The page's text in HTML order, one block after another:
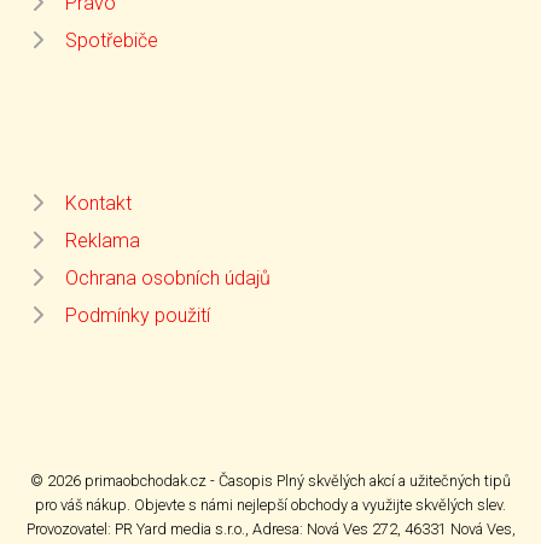
Spotřebiče
Kontakt
Reklama
Ochrana osobních údajů
Podmínky použití
© 2026 primaobchodak.cz - Časopis Plný skvělých akcí a užitečných tipů
pro váš nákup. Objevte s námi nejlepší obchody a využijte skvělých slev.
Provozovatel: PR Yard media s.r.o., Adresa: Nová Ves 272, 46331 Nová Ves,